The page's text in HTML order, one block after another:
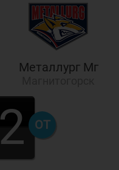
2 ОТ
Металлург Мг